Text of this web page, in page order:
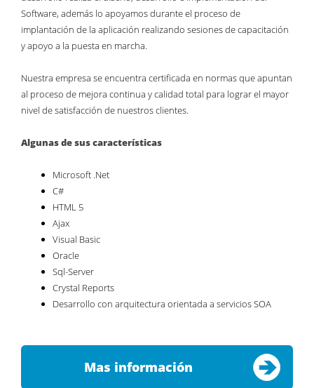
Software, además lo apoyamos durante el proceso de
implantación de la aplicación realizando sesiones de capacitación
y apoyo a la puesta en marcha.
Nuestra empresa se encuentra certificada en normas que apuntan
al proceso de mejora continua y calidad total para lograr el mayor
nivel de satisfacción de nuestros clientes.
Algunas de sus características
Microsoft .Net
C#
HTML 5
Ajax
Visual Basic
Oracle
Sql-Server
Crystal Reports
Desarrollo con arquitectura orientada a servicios SOA
Mas información